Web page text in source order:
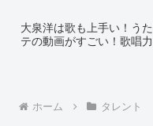
大泉洋は歌も上手い！う
テの動画がすごい！歌唱
ホーム タレント